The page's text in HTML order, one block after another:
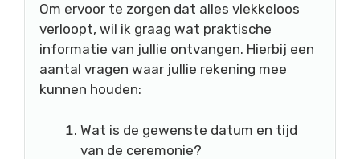
Om ervoor te zorgen dat alles vlekkeloos
verloopt, wil ik graag wat praktische
informatie van jullie ontvangen. Hierbij een
aantal vragen waar jullie rekening mee
kunnen houden:
Wat is de gewenste datum en tijd
van de ceremonie?